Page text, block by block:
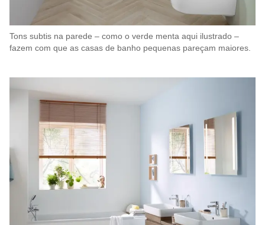
Tons subtis na parede – como o verde menta aqui ilustrado –
fazem com que as casas de banho pequenas pareçam maiores.